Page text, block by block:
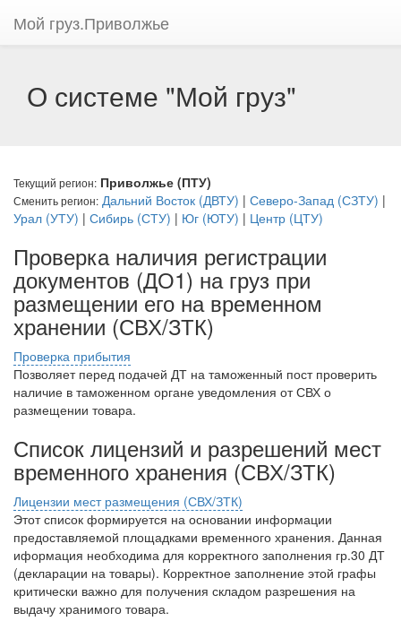
Мой груз.Приволжье
О системе "Мой груз"
Текущий регион: Приволжье (ПТУ)
Сменить регион: Дальний Восток (ДВТУ) | Северо-Запад (СЗТУ) |
Урал (УТУ) | Сибирь (СТУ) | Юг (ЮТУ) | Центр (ЦТУ)
Проверка наличия регистрации
документов (ДО1) на груз при
размещении его на временном
хранении (СВХ/ЗТК)
Проверка прибытия
Позволяет перед подачей ДТ на таможенный пост проверить
наличие в таможенном органе уведомления от СВХ о
размещении товара.
Список лицензий и разрешений мест
временного хранения (СВХ/ЗТК)
Лицензии мест размещения (СВХ/ЗТК)
Этот список формируется на основании информации
предоставляемой площадками временного хранения. Данная
иформация необходима для корректного заполнения гр.30 ДТ
(декларации на товары). Корректное заполнение этой графы
критически важно для получения складом разрешения на
выдачу хранимого товара.